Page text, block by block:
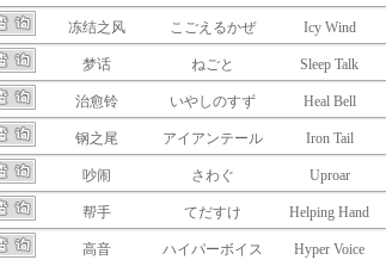
冻结之风 こごえるかぜ Icy Wind
梦话 ねごと Sleep Talk
治愈铃 いやしのすず Heal Bell
钢之尾 アイアンテール Iron Tail
吵闹 さわぐ Uproar
帮手 てだすけ Helping Hand
高音 ハイパーボイス Hyper Voice